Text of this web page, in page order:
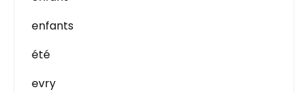
enfants
été
evry